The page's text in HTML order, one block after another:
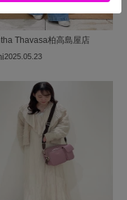
2025.05.23
Thavasa柏高島屋店